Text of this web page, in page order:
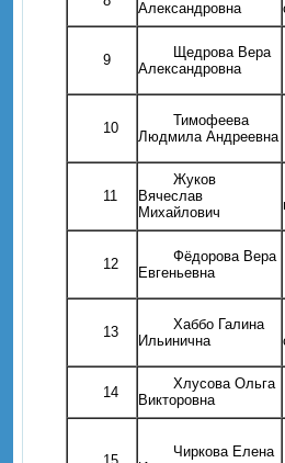
Александровна
9
Щедрова Вера
Александровна
10
Тимофеева
Людмила Андреевна
11
Жуков
Вячеслав
Михайлович
12
Фёдорова Вера
Евгеньевна
13
Хаббо Галина
Ильинична
14
Хлусова Ольга
Викторовна
Чиркова Елена